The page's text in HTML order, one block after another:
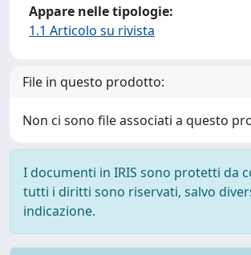
Appare nelle tipologie:
1.1 Articolo su rivista
File in questo prodotto:
Non ci sono file associati a questo
I documenti in IRIS sono protetti da
tutti i diritti sono riservati, salvo
indicazione.